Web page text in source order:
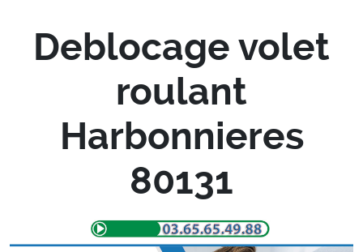
Deblocage volet
roulant
Harbonnieres
80131